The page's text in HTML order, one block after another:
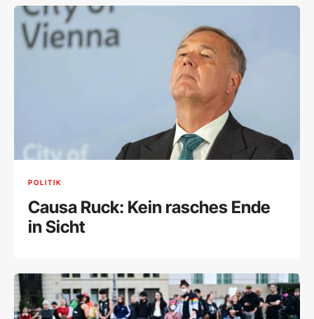
POLITIK
Causa Ruck: Kein rasches Ende
in Sicht